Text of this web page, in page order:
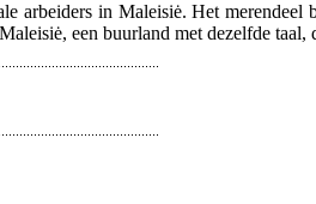
arbeiders in Maleisiė. Het
een buurland met dezelfde